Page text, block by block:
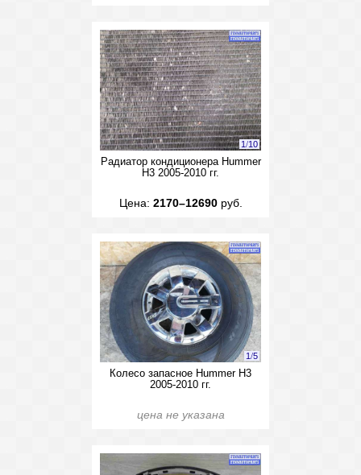
1/10
Радиатор кондиционера Hummer
H3 2005-2010 гг.
Цена: 2170–12690руб.
1/5
Колесо запасное Hummer H3
2005-2010 гг.
цена не указана